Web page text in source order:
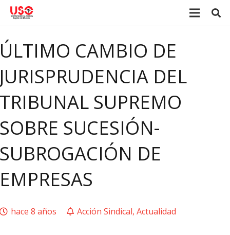
ÚLTIMO CAMBIO DE
JURISPRUDENCIA DEL
TRIBUNAL SUPREMO
SOBRE SUCESIÓN-
SUBROGACIÓN DE
EMPRESAS
hace 8 años Acción Sindical, Actualidad